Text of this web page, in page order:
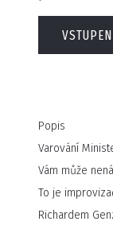
Popis
Varování
Vám může
To je
Richardem